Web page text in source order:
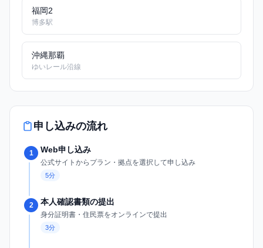
福岡2
博多駅
沖縄那覇
ゆいレール沿線
申し込みの流れ
1 Web申し込み
公式サイトからプラン・拠点を選択して申し込み
5分
2 本人確認書類の提出
身分証明書・住民票をオンラインで提出
3分